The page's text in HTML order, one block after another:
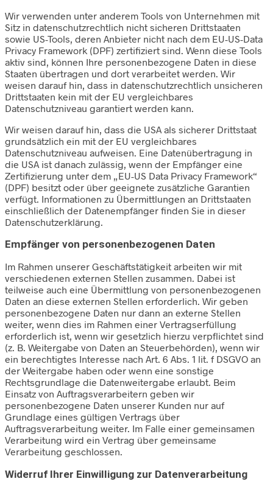
Wir verwenden unter anderem Tools von Unternehmen mit
Sitz in datenschutzrechtlich nicht sicheren Drittstaaten
sowie US-Tools, deren Anbieter nicht nach dem EU-US-Data
Privacy Framework (DPF) zertifiziert sind. Wenn diese Tools
aktiv sind, können Ihre personenbezogene Daten in diese
Staaten übertragen und dort verarbeitet werden. Wir
weisen darauf hin, dass in datenschutzrechtlich unsicheren
Drittstaaten kein mit der EU vergleichbares
Datenschutzniveau garantiert werden kann.
Wir weisen darauf hin, dass die USA als sicherer Drittstaat
grundsätzlich ein mit der EU vergleichbares
Datenschutzniveau aufweisen. Eine Datenübertragung in
die USA ist danach zulässig, wenn der Empfänger eine
Zertifizierung unter dem „EU-US Data Privacy Framework“
(DPF) besitzt oder über geeignete zusätzliche Garantien
verfügt. Informationen zu Übermittlungen an Drittstaaten
einschließlich der Datenempfänger finden Sie in dieser
Datenschutzerklärung.
Empfänger von personenbezogenen Daten
Im Rahmen unserer Geschäftstätigkeit arbeiten wir mit
verschiedenen externen Stellen zusammen. Dabei ist
teilweise auch eine Übermittlung von personenbezogenen
Daten an diese externen Stellen erforderlich. Wir geben
personenbezogene Daten nur dann an externe Stellen
weiter, wenn dies im Rahmen einer Vertragserfüllung
erforderlich ist, wenn wir gesetzlich hierzu verpflichtet sind
(z. B. Weitergabe von Daten an Steuerbehörden), wenn wir
ein berechtigtes Interesse nach Art. 6 Abs. 1 lit. f DSGVO an
der Weitergabe haben oder wenn eine sonstige
Rechtsgrundlage die Datenweitergabe erlaubt. Beim
Einsatz von Auftragsverarbeitern geben wir
personenbezogene Daten unserer Kunden nur auf
Grundlage eines gültigen Vertrags über
Auftragsverarbeitung weiter. Im Falle einer gemeinsamen
Verarbeitung wird ein Vertrag über gemeinsame
Verarbeitung geschlossen.
Widerruf Ihrer Einwilligung zur Datenverarbeitung